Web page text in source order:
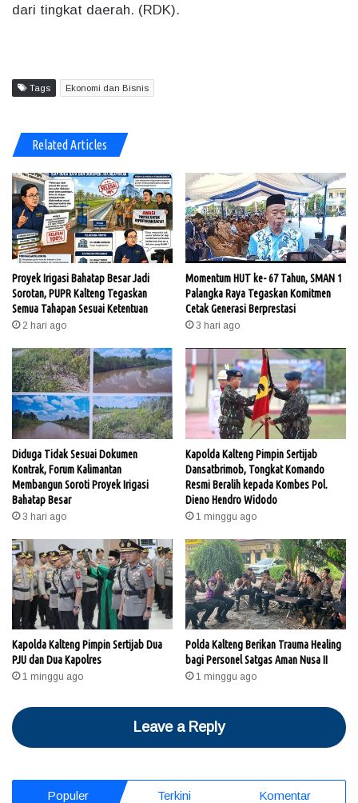
dari tingkat daerah. (RDK).
Tags Ekonomi dan Bisnis
Related Articles
Proyek Irigasi Bahatap Besar Jadi
Sorotan, PUPR Kalteng Tegaskan
Semua Tahapan Sesuai Ketentuan
2 hari ago
Momentum HUT ke- 67 Tahun, SMAN 1
Palangka Raya Tegaskan Komitmen
Cetak Generasi Berprestasi
3 hari ago
Diduga Tidak Sesuai Dokumen
Kontrak, Forum Kalimantan
Membangun Soroti Proyek Irigasi
Bahatap Besar
3 hari ago
Kapolda Kalteng Pimpin Sertijab
Dansatbrimob, Tongkat Komando
Resmi Beralih kepada Kombes Pol.
Dieno Hendro Widodo
1 minggu ago
Kapolda Kalteng Pimpin Sertijab Dua
PJU dan Dua Kapolres
1 minggu ago
Polda Kalteng Berikan Trauma Healing
bagi Personel Satgas Aman Nusa II
1 minggu ago
Leave a Reply
Populer Terkini Komentar